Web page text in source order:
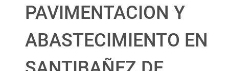
PAVIMENTACION Y
ABASTECIMIENTO EN